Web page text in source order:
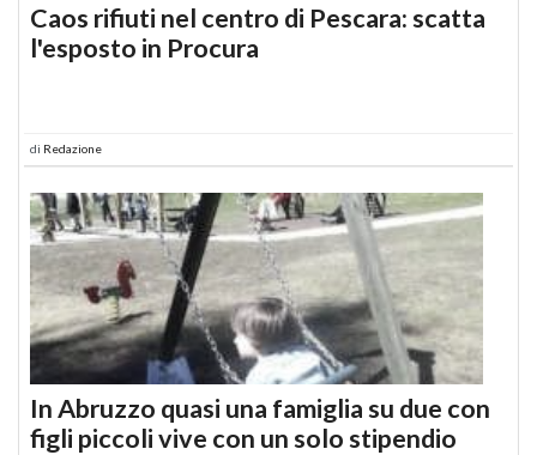
Caos rifiuti nel centro di Pescara: scatta
l'esposto in Procura
di Redazione
In Abruzzo quasi una famiglia su due con
figli piccoli vive con un solo stipendio